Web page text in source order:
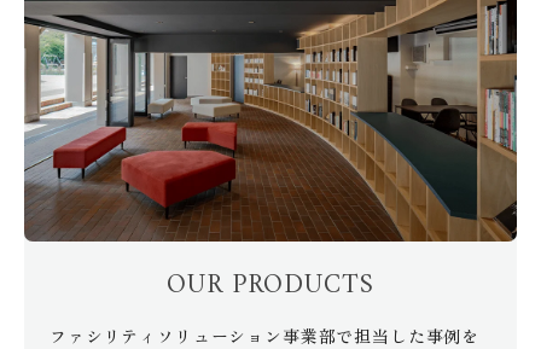
OUR PRODUCTS
ファシリティソリューション事業部で担当した事例を